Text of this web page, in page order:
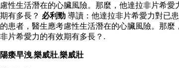
慮性生活潛在的心臟風險。那麼，他達拉非片希
期有多長？ 必利勁 導讀：他達拉非片希愛力對已
的患者，醫生應考慮性生活潛在的心臟風險。那
非片希愛力的有效期有多長？.
陽痿早洩,樂威壯,樂威壯